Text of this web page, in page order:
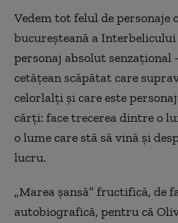
Vedem tot felul de personaje
bucureșteană a
personaj absolut
cetățean scăpătat care
celorlalți și care este
cărți: face trecerea dintre o
o lume care stă să vină și
lucru.
„Marea șansă” fructifică, de
autobiografică, pentru că